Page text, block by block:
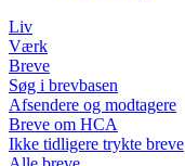
Liv
Værk
Breve
Søg i brevbasen
Afsendere og modtagere
Breve om HCA
Ikke tidligere trykte breve